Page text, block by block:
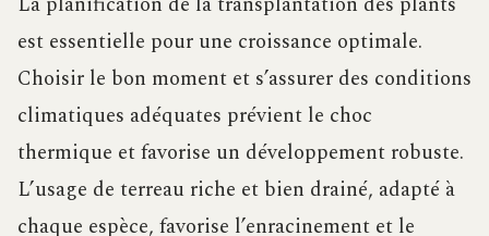
est essentielle pour une croissance optimale.
Choisir le bon moment et s’assurer des conditions
climatiques adéquates prévient le choc
thermique et favorise un développement robuste.
L’usage de terreau riche et bien drainé, adapté à
chaque espèce, favorise l’enracinement et le